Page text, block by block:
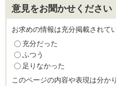
意見をお聞かせください
お求めの情報は充分掲載されて
充分だった
ふつう
足りなかった
このページの内容や表現は分か